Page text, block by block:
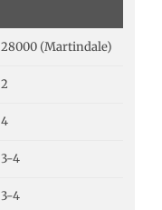
28000 (Martindale)
2
4
3-4
3-4